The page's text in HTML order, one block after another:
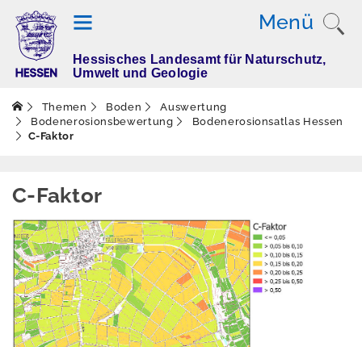
Menü
T
e
m
e
Altlasten
Boden
Aktuelles
Erleben
Hessisches Landesamt für Naturschutz,
Umwelt und Geologie
Themen Boden
Auswertung
Bodenerosionsbewertung
Bodenerosionsatlas Hessen
C-Faktor
C-Faktor